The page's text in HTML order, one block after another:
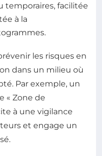
temporaires, facilitée
à la
les risques en
dans un milieu où
Par exemple, un
« Zone de
à une vigilance
et engage un